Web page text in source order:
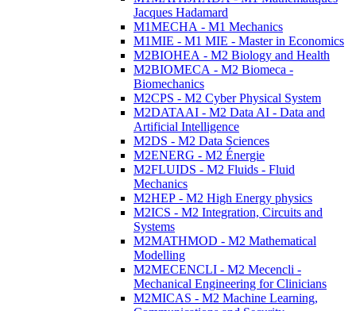
Jacques Hadamard
M1MECHA - M1 Mechanics
M1MIE - M1 MIE - Master in Economics
M2BIOHEA - M2 Biology and Health
M2BIOMECA - M2 Biomeca -
Biomechanics
M2CPS - M2 Cyber Physical System
M2DATAAI - M2 Data AI - Data and
Artificial Intelligence
M2DS - M2 Data Sciences
M2ENERG - M2 Énergie
M2FLUIDS - M2 Fluids - Fluid
Mechanics
M2HEP - M2 High Energy physics
M2ICS - M2 Integration, Circuits and
Systems
M2MATHMOD - M2 Mathematical
Modelling
M2MECENCLI - M2 Mecencli -
Mechanical Engineering for Clinicians
M2MICAS - M2 Machine Learning,